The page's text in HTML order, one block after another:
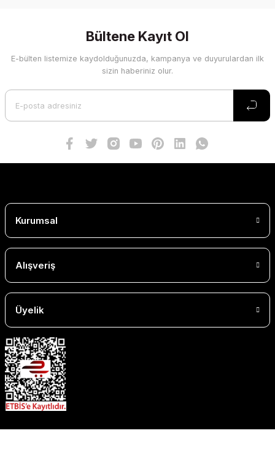
Bültene Kayıt Ol
E-bülten listemize kaydolduğunuzda, kampanya ve duyurulardan ilk
sizin haberiniz olur.
Kurumsal
Alışveriş
Üyelik